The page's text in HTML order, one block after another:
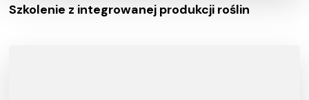
Szkolenie z integrowanej produkcji roślin